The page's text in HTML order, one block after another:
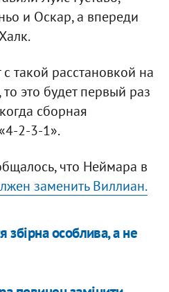
и Оскар, а впереди
такой расстановкой на
это будет первый раз
сборная
2-3-1».
что Неймара в
заменить Виллиан.
збірна особлива, а не